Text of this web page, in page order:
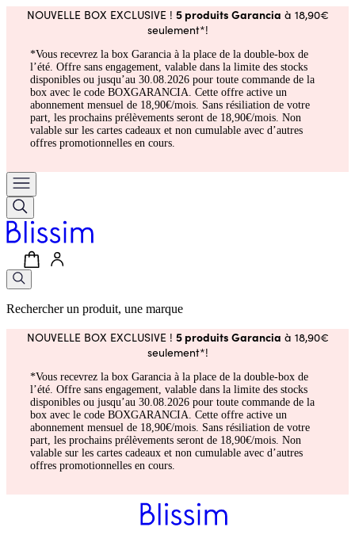
NOUVELLE BOX EXCLUSIVE ! 5 produits Garancia à 18,90€
seulement*!
*Vous recevrez la box Garancia à la place de la double-box de
l’été. Offre sans engagement, valable dans la limite des stocks
disponibles ou jusqu’au 30.08.2026 pour toute commande de la
box avec le code BOXGARANCIA. Cette offre active un
abonnement mensuel de 18,90€/mois. Sans résiliation de votre
part, les prochains prélèvements seront de 18,90€/mois. Non
valable sur les cartes cadeaux et non cumulable avec d’autres
offres promotionnelles en cours.
Rechercher un produit, une marque
NOUVELLE BOX EXCLUSIVE ! 5 produits Garancia à 18,90€
seulement*!
*Vous recevrez la box Garancia à la place de la double-box de
l’été. Offre sans engagement, valable dans la limite des stocks
disponibles ou jusqu’au 30.08.2026 pour toute commande de la
box avec le code BOXGARANCIA. Cette offre active un
abonnement mensuel de 18,90€/mois. Sans résiliation de votre
part, les prochains prélèvements seront de 18,90€/mois. Non
valable sur les cartes cadeaux et non cumulable avec d’autres
offres promotionnelles en cours.